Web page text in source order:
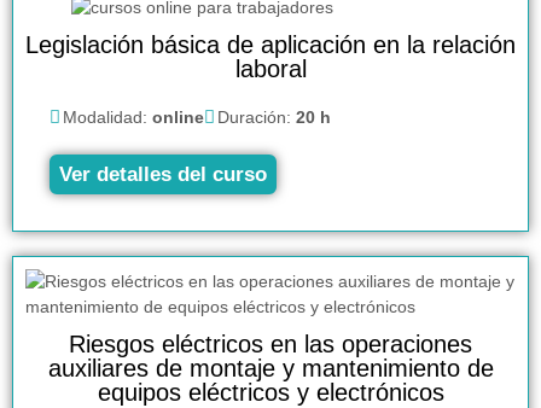
Legislación básica de aplicación en la relación
laboral
Modalidad: online Duración: 20 h
Ver detalles del curso
Riesgos eléctricos en las operaciones
auxiliares de montaje y mantenimiento de
equipos eléctricos y electrónicos